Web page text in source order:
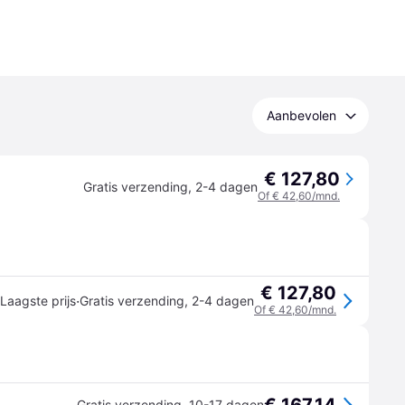
Aanbevolen
Gratis verzending, 2-4 dagen € 127,80
Of € 42,60/mnd.
Laagste prijs·Gratis verzending, 2-4 dagen € 127,80
Of € 42,60/mnd.